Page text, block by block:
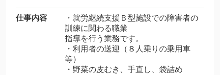
仕事内容
・就労継続支援Ｂ型施設での障害者の
訓練に関わる職業
指導を行う業務です。
・利用者の送迎（８人乗りの乗用車
等）
・野菜の皮むき、手直し、袋詰め